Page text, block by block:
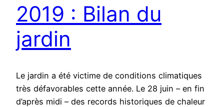
2019 : Bilan du
jardin
Le jardin a été victime de conditions climatiques
très défavorables cette année. Le 28 juin – en fin
d’après midi – des records historiques de chaleur